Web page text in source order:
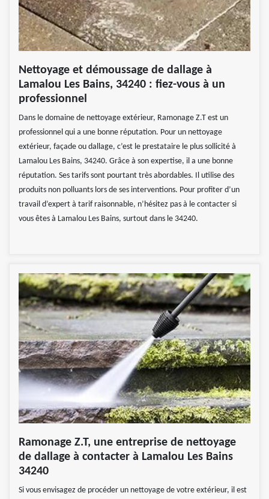
Nettoyage et démoussage de dallage à
Lamalou Les Bains, 34240 : fiez-vous à un
professionnel
Dans le domaine de nettoyage extérieur, Ramonage Z.T est un
professionnel qui a une bonne réputation. Pour un nettoyage
extérieur, façade ou dallage, c’est le prestataire le plus sollicité à
Lamalou Les Bains, 34240. Grâce à son expertise, il a une bonne
réputation. Ses tarifs sont pourtant très abordables. Il utilise des
produits non polluants lors de ses interventions. Pour profiter d’un
travail d’expert à tarif raisonnable, n’hésitez pas à le contacter si
vous êtes à Lamalou Les Bains, surtout dans le 34240.
Ramonage Z.T, une entreprise de nettoyage
de dallage à contacter à Lamalou Les Bains
34240
Si vous envisagez de procéder un nettoyage de votre extérieur, il est